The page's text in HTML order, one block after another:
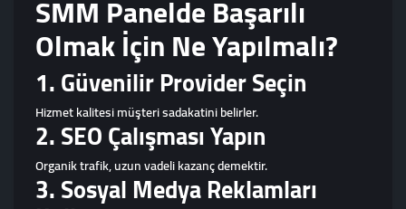
SMM Panelde Başarılı
Olmak İçin Ne Yapılmalı?
1. Güvenilir Provider Seçin
Hizmet kalitesi müşteri sadakatini belirler.
2. SEO Çalışması Yapın
Organik trafik, uzun vadeli kazanç demektir.
3. Sosyal Medya Reklamları